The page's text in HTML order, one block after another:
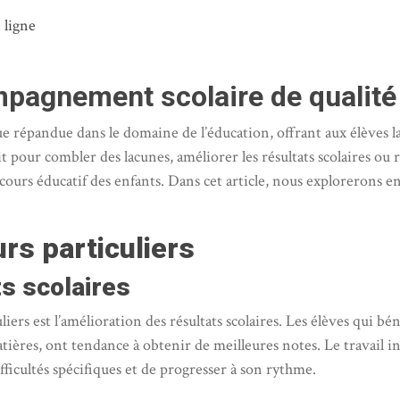
ligne
scolaire de qualité
dans le domaine de l’éducation, offrant aux
pour combler des lacunes, améliorer les résultats scolaires
éducatif des enfants. Dans cet article, nous explorerons
particuliers
scolaires
est l’amélioration des résultats scolaires. Les élèves qui
ont tendance à obtenir de meilleures notes. Le travail
spécifiques et de progresser à son rythme.